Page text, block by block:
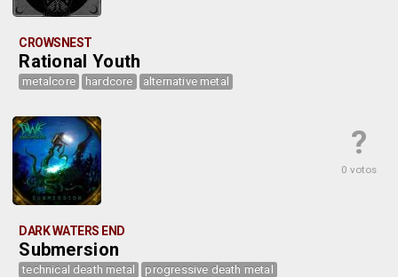
CROWSNEST
Rational Youth
metalcore hardcore alternative metal
?
0 votos
DARK WATERS END
Submersion
technical death metal progressive death metal